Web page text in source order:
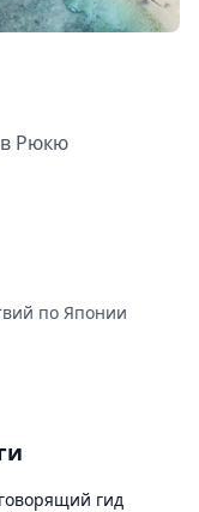
Рюкю
по Японии
гид